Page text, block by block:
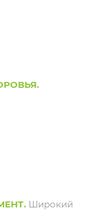
Широкий